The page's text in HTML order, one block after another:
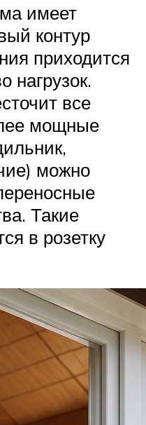
имеет
контур
приходится
нагрузок.
все
мощные
можно
Такие
в розетку